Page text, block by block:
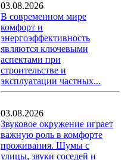
03.08.2026
В современном мире
комфорт и
энергоэффективность
являются ключевыми
аспектами при
строительстве и
эксплуатации частных...
03.08.2026
Звуковое окружение играет
важную роль в комфорте
проживания. Шумы с
улицы, звуки соседей и